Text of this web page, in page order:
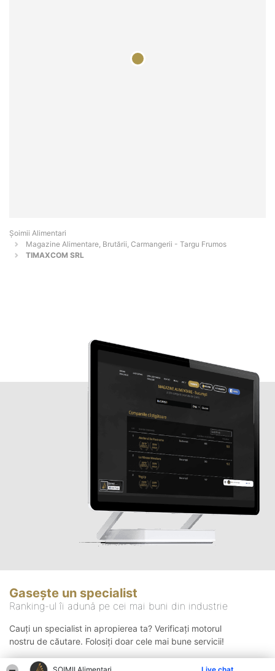
Şoimii Alimentari
Magazine Alimentare, Brutării, Carmangerii - Targu Frumos
TIMAXCOM SRL
Gasește un specialist
Ranking-ul îi adună pe cei mai buni din industrie
Cauți un specialist in apropierea ta? Verificați motorul
nostru de căutare. Folosiți doar cele mai bune servicii!